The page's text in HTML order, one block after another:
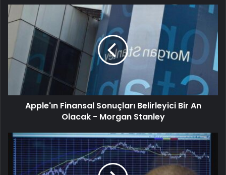
Apple'ın Finansal Sonuçları Belirleyici Bir An
Olacak - Morgan Stanley